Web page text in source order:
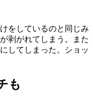
をしているのと同じみ
剥がれてしまう。また
してしまった。ショッ
も